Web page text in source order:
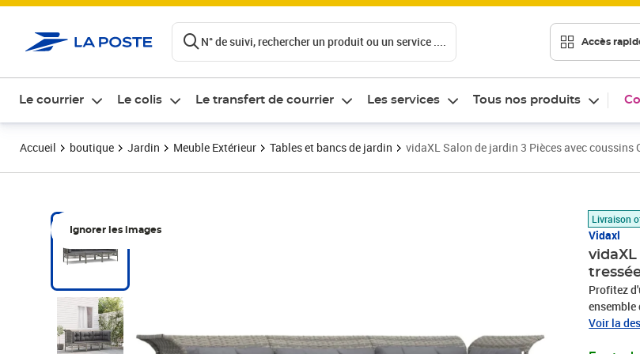
N° de suivi, rechercher un produit ou un service .... Accès
Le courrier Le colis Le transfert de courrier Les services Tous nos produits
Accueil boutique Jardin Meuble Extérieur Tables et bancs de jardin vidaXL Salon de jardin 3 Pièces avec coussins
Ignorer les images
Livraison
Vidaxl
Profitez
terrasse,
Voir la
Prix